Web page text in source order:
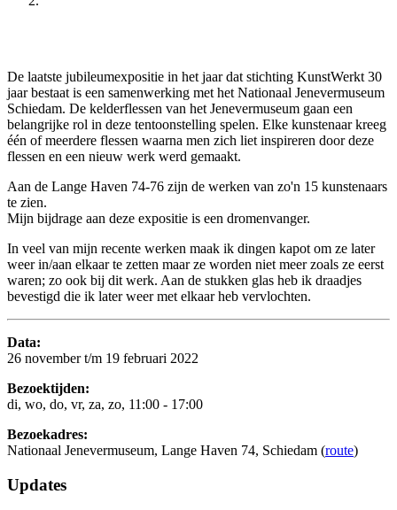
De laatste jubileumexpositie in het jaar dat stichting KunstWerkt 30
jaar bestaat is een samenwerking met het Nationaal Jenevermuseum
Schiedam. De kelderflessen van het Jenevermuseum gaan een
belangrijke rol in deze tentoonstelling spelen. Elke kunstenaar kreeg
één of meerdere flessen waarna men zich liet inspireren door deze
flessen en een nieuw werk werd gemaakt.
Aan de Lange Haven 74-76 zijn de werken van zo'n 15 kunstenaars
te zien.
Mijn bijdrage aan deze expositie is een dromenvanger.
In veel van mijn recente werken maak ik dingen kapot om ze later
weer in/aan elkaar te zetten maar ze worden niet meer zoals ze eerst
waren; zo ook bij dit werk. Aan de stukken glas heb ik draadjes
bevestigd die ik later weer met elkaar heb vervlochten.
Data:
26 november t/m 19 februari 2022
Bezoektijden:
di, wo, do, vr, za, zo, 11:00 - 17:00
Bezoekadres:
Nationaal Jenevermuseum, Lange Haven 74, Schiedam (route)
Updates